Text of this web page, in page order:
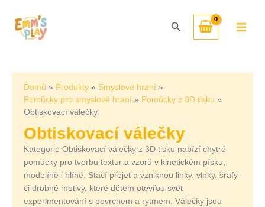
obsah
Hledat
Domů Produkty
Smyslové hraní
Pomůcky pro smyslové hraní
Pomůcky z 3D tisku
Obtiskovací válečky
Obtiskovací válečky
Kategorie Obtiskovací válečky z 3D tisku nabízí chytré
pomůcky pro tvorbu textur a vzorů v kinetickém písku,
modelíně i hlíně. Stačí přejet a vzniknou linky, vlnky, šrafy
či drobné motivy, které dětem otevřou svět
experimentování s povrchem a rytmem. Válečky jsou
nejnovějších